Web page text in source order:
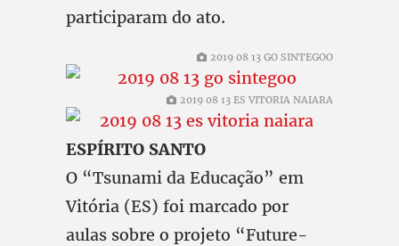
participaram do ato.
2019 08 13 GO SINTEGOO
2019 08 13 ES VITORIA NAIARA
ESPÍRITO SANTO
O “Tsunami da Educação” em
Vitória (ES) foi marcado por
aulas sobre o projeto “Future-